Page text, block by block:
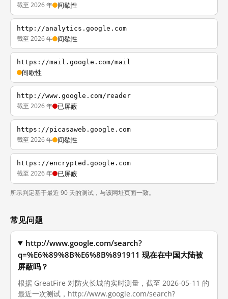
截至 2026 年 间歇性
http://analytics.google.com
截至 2026 年 间歇性
https://mail.google.com/mail
间歇性
http://www.google.com/reader
截至 2026 年 已屏蔽
https://picasaweb.google.com
截至 2026 年 间歇性
https://encrypted.google.com
截至 2026 年 已屏蔽
所示判定基于最近 90 天的测试，与该网址页面一致。
常见问题
http://www.google.com/search?
q=%E6%89%8B%E6%8B%891911 现在在中国大陆被
屏蔽吗？
根据 GreatFire 对防火长城的实时测量，截至 2026-05-11 的
最近一次测试，http://www.google.com/search?